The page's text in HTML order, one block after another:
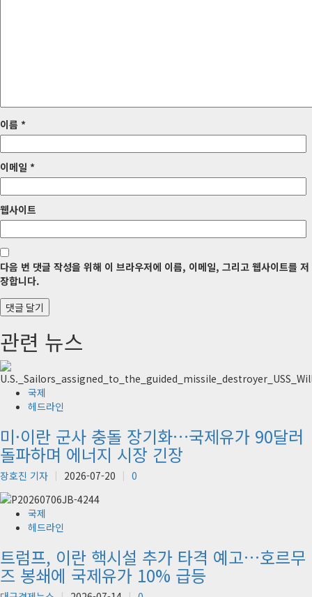
이름 *
이메일 *
웹사이트
다음 번 댓글 작성을 위해 이 브라우저에 이름, 이메일, 그리고 웹사이트를 저
장합니다.
관련 뉴스
국제
헤드라인
미·이란 군사 충돌 장기화…국제유가 90달러
돌파하며 에너지 시장 긴장
장호진 기자 2026-07-20 0
국제
헤드라인
트럼프, 이란 핵시설 추가 타격 예고…호르무
즈 봉쇄에 국제유가 10% 급등